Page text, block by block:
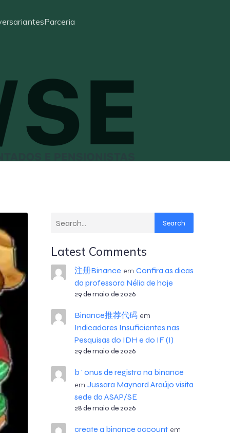
Parceria
Search
Latest Comments
注册Binance em Confira as dicas
da professora Nélia de hoje
29 de maio de 2026
Binance推荐代码em
Indicadores Insuficientes nas
Pesquisas do IDH e do IF (I)
29 de maio de 2026
b^onus de registro na binance
em Jussara Maynard Araújo visita
sede da ASAP/SE
28 de maio de 2026
create a binance accountem